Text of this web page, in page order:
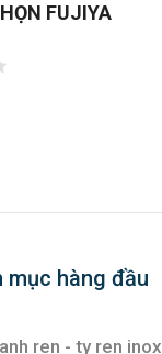
FUJIYA
mục hàng đầu
ren - ty ren inox